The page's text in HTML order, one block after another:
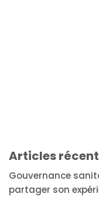
Articles
Gouvernance
partager son